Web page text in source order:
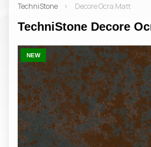
TechniStone
Decore Ocra Matt
TechniStone Decore
NEW